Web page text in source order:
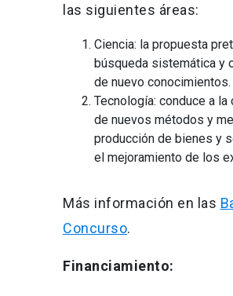
las siguientes áreas:
Ciencia: la propuesta
búsqueda sistemática y
de nuevo conocimientos.
Tecnología: conduce a la
de nuevos métodos y
producción de bienes y
el mejoramiento de los
Más información en las
Concurso.
Financiamiento: